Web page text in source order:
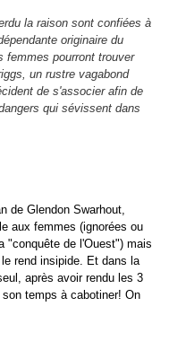
la raison sont confiées à
originaire du
femmes pourront trouver
un rustre vagabond
de s'associer afin de
qui sévissent dans
de Glendon Swarhout,
aux femmes (ignorées ou
"conquête de l'Ouest") mais
rend insipide. Et dans la
après avoir rendu les 3
temps à cabotiner! On